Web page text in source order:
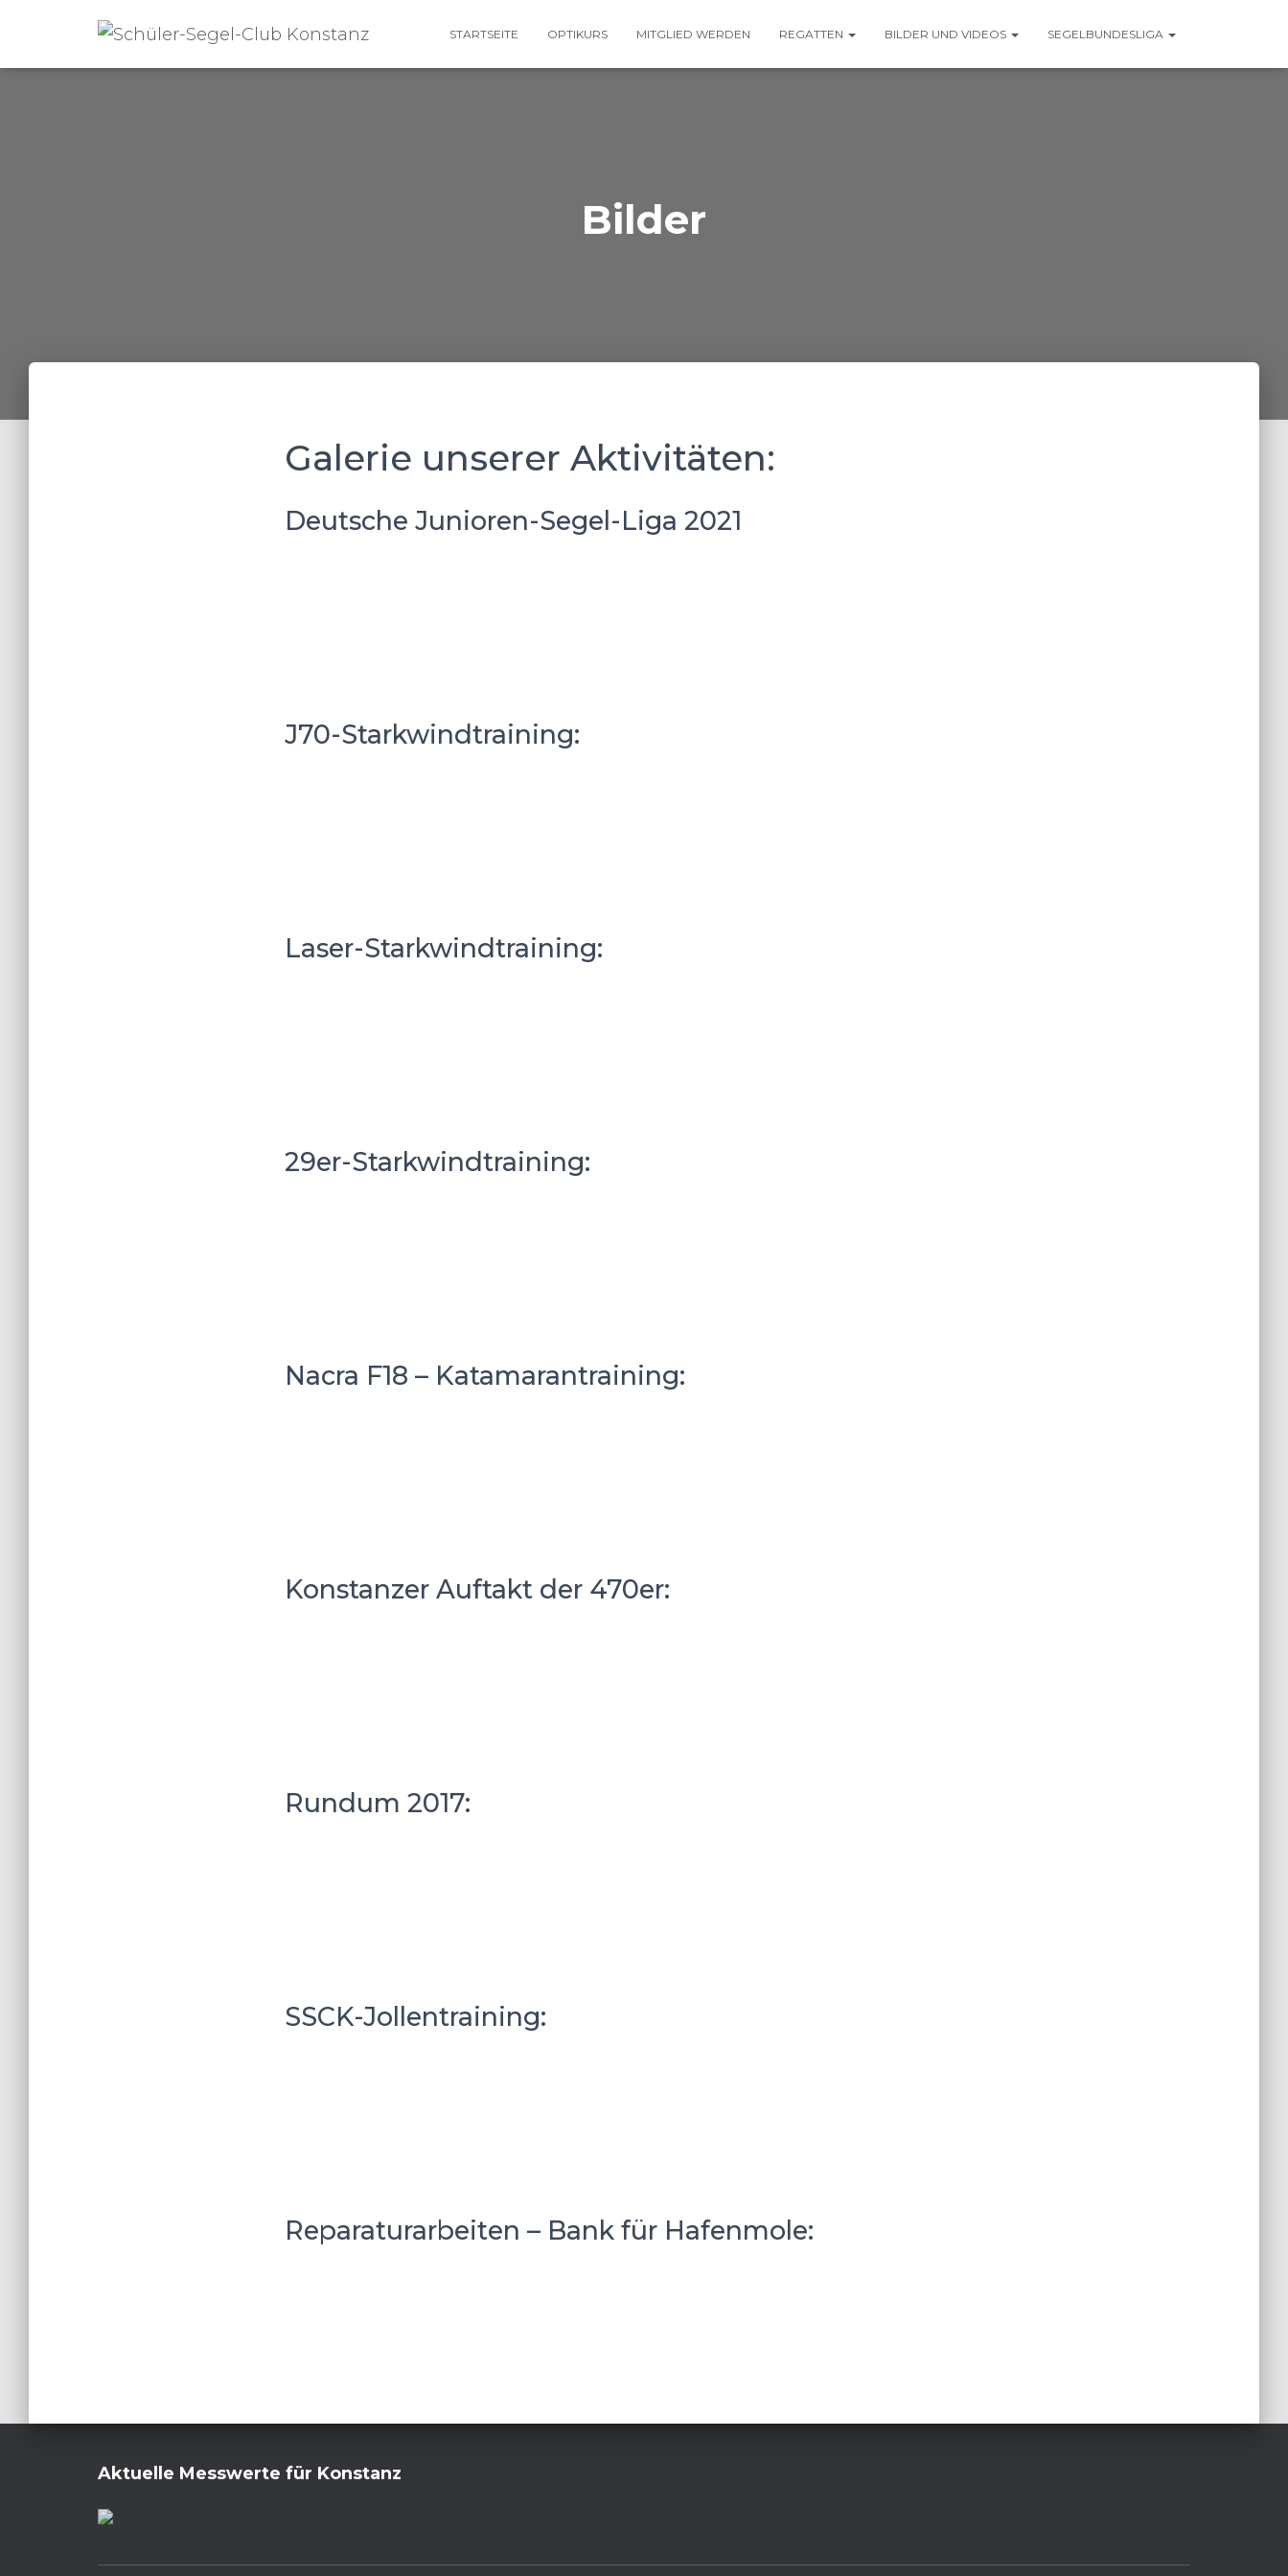
STARTSEITE OPTIKURS MITGLIED WERDEN REGATTEN BILDER UND VIDEOS SEGELBUNDESLIGA
Bilder
Galerie unserer Aktivitäten:
Deutsche Junioren-Segel-Liga 2021
J70-Starkwindtraining:
Laser-Starkwindtraining:
29er-Starkwindtraining:
Nacra F18 – Katamarantraining:
Konstanzer Auftakt der 470er:
Rundum 2017:
SSCK-Jollentraining:
Reparaturarbeiten – Bank für Hafenmole:
Aktuelle Messwerte für Konstanz